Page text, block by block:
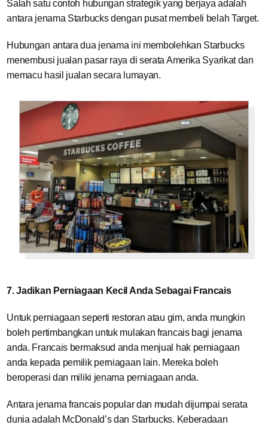
Salah satu contoh hubungan strategik yang berjaya adalah
antara jenama Starbucks dengan pusat membeli belah Target.
Hubungan antara dua jenama ini membolehkan Starbucks
menembusi jualan pasar raya di serata Amerika Syarikat dan
memacu hasil jualan secara lumayan.
7. Jadikan Perniagaan Kecil Anda Sebagai Francais
Untuk perniagaan seperti restoran atau gim, anda mungkin
boleh pertimbangkan untuk mulakan francais bagi jenama
anda. Francais bermaksud anda menjual hak perniagaan
anda kepada pemilik perniagaan lain. Mereka boleh
beroperasi dan miliki jenama perniagaan anda.
Antara jenama francais popular dan mudah dijumpai serata
dunia adalah McDonald’s dan Starbucks. Keberadaan